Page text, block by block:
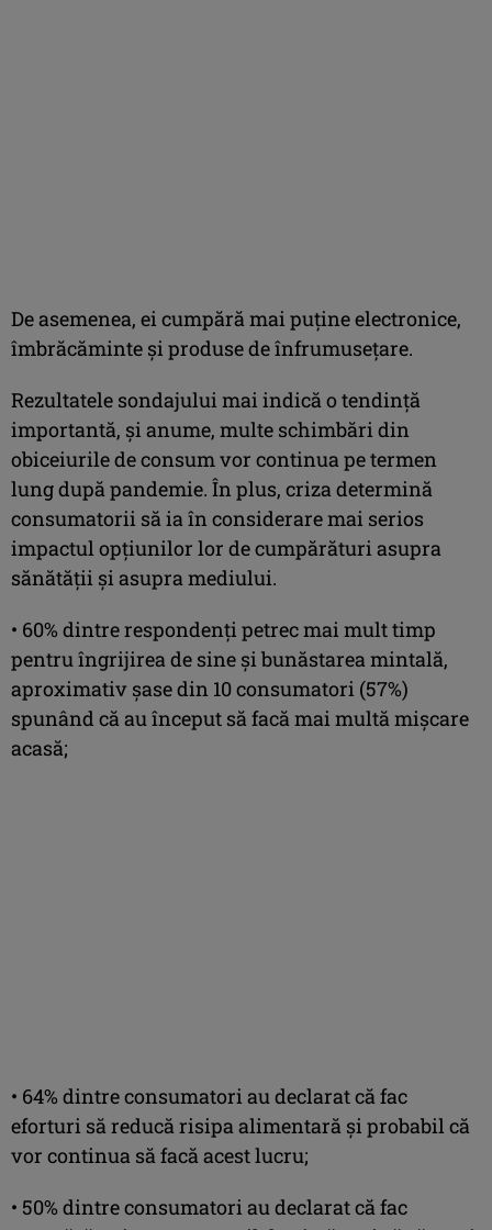
De asemenea, ei cumpără mai puține electronice,
îmbrăcăminte și produse de înfrumusețare.
Rezultatele sondajului mai indică o tendință
importantă, și anume, multe schimbări din
obiceiurile de consum vor continua pe termen
lung după pandemie. În plus, criza determină
consumatorii să ia în considerare mai serios
impactul opțiunilor lor de cumpărături asupra
sănătății și asupra mediului.
• 60% dintre respondenți petrec mai mult timp
pentru îngrijirea de sine și bunăstarea mintală,
aproximativ șase din 10 consumatori (57%)
spunând că au început să facă mai multă mișcare
acasă;
• 64% dintre consumatori au declarat că fac
eforturi să reducă risipa alimentară și probabil că
vor continua să facă acest lucru;
• 50% dintre consumatori au declarat că fac